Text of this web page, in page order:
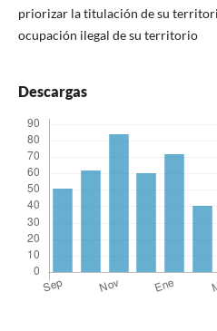
priorizar la titulación de su
ocupación ilegal de su territorio
Descargas